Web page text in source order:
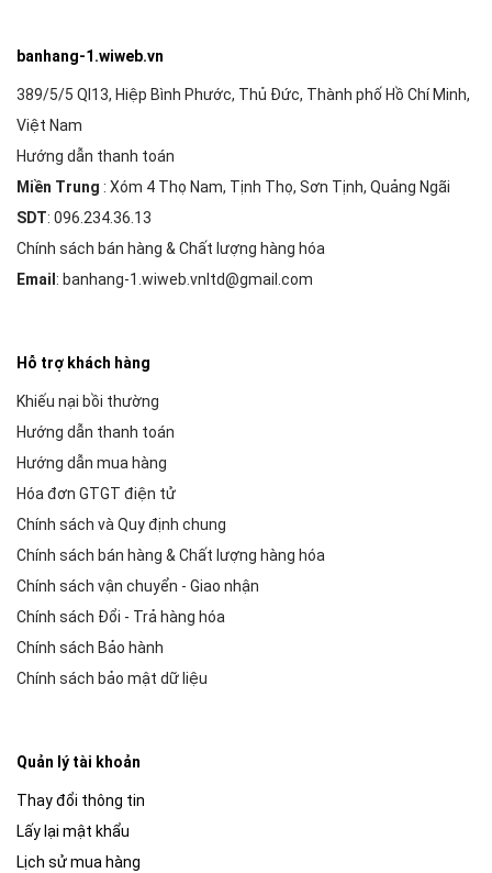
banhang-1.wiweb.vn
389/5/5 Ql13, Hiệp Bình Phước, Thủ Đức, Thành phố Hồ Chí Minh,
Việt Nam
Hướng dẫn thanh toán
Miền Trung : Xóm 4 Thọ Nam, Tịnh Thọ, Sơn Tịnh, Quảng Ngãi
SDT: 096.234.36.13
Chính sách bán hàng & Chất lượng hàng hóa
Email : banhang-1.wiweb.vnltd@gmail.com
Hỗ trợ khách hàng
Khiếu nại bồi thường
Hướng dẫn thanh toán
Hướng dẫn mua hàng
Hóa đơn GTGT điện tử
Chính sách và Quy định chung
Chính sách bán hàng & Chất lượng hàng hóa
Chính sách vận chuyển - Giao nhận
Chính sách Đổi - Trả hàng hóa
Chính sách Bảo hành
Chính sách bảo mật dữ liệu
Quản lý tài khoản
Thay đổi thông tin
Lấy lại mật khẩu
Lịch sử mua hàng